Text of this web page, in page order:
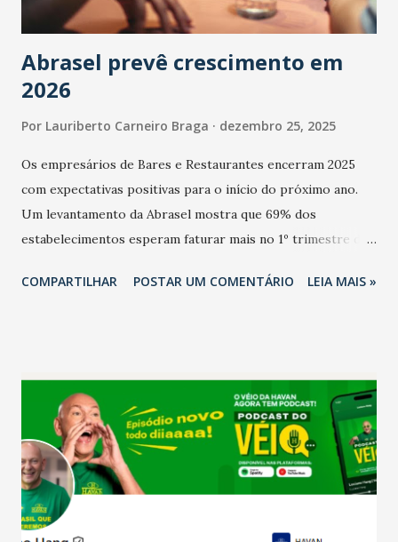
Abrasel prevê crescimento em
2026
Por Lauriberto Carneiro Braga dezembro 25, 2025
Os empresários de Bares e Restaurantes encerram 2025
com expectativas positivas para o início do próximo ano.
Um levantamento da Abrasel mostra que 69% dos
estabelecimentos esperam faturar mais no 1º trimestre de
relação ao último trimestre deste ano, 56% também
confraternizações de fim de ano e pelo pagamento do 13º
Salário para um número maior de trabalhadores, já que o
país tem a menor taxa de desemprego dos anos recentes.
Ainda segundo a Pesquisa, em novembro de 2025, 40% dos
bares e restaurantes operaram com lucro e outros 40%
registraram equilíbrio financeiro. Já o percentual de
estabelecimentos no prejuízo ficou em 19%, pouco abaixo
COMPARTILHAR POSTAR UM COMENTÁRIO LEIA MAIS »